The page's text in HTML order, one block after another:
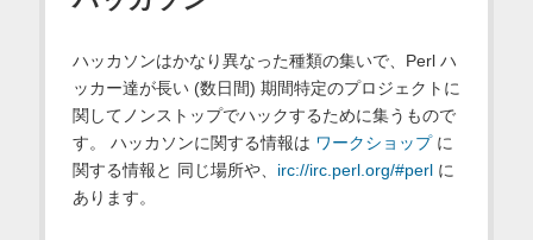
ハッカソンはかなり異なった種類の集いで、Perl ハ
ッカー達が長い (数日間) 期間特定のプロジェクトに
関してノンストップでハックするために集うもので
す。 ハッカソンに関する情報は ワークショップに
関する情報と 同じ場所や、 irc://irc.perl.org/#perlに
あります。